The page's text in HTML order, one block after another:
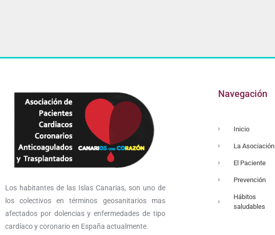
Los habitantes de las Islas Canarias, son uno de
los colectivos en términos geosanitarios mas
afectados por dolencias y enfermedades de tipo
cardíaco y coronario en España actualmente.
Navegación
Inicio
La Asociación
El Paciente
Prevención
Hábitos
saludables